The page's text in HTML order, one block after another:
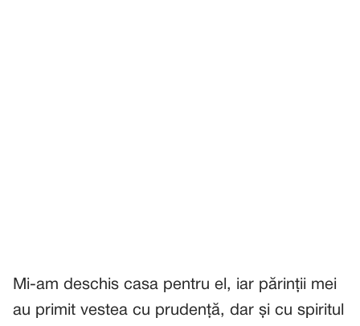
Mi-am deschis casa pentru el, iar părinții mei
au primit vestea cu prudență, dar și cu spiritul